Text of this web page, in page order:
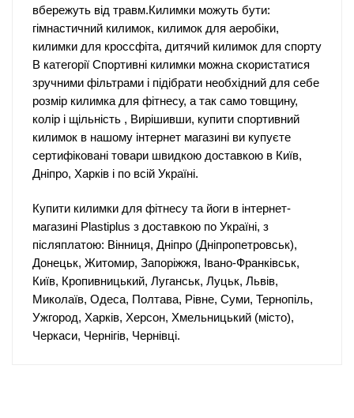
вбережуть від травм.Килимки можуть бути:
гімнастичний килимок, килимок для аеробіки,
килимки для кроссфіта, дитячий килимок для спорту
В категорії Спортивні килимки можна скористатися
зручними фільтрами і підібрати необхідний для себе
розмір килимка для фітнесу, а так само товщину,
колір і щільність , Вирішивши, купити спортивний
килимок в нашому інтернет магазині ви купуєте
сертифіковані товари швидкою доставкою в Київ,
Дніпро, Харків і по всій Україні.
Купити килимки для фітнесу та йоги в інтернет-
магазині Plastiplus з доставкою по Україні, з
післяплатою: Вінниця, Дніпро (Дніпропетровськ),
Донецьк, Житомир, Запоріжжя, Івано-Франківськ,
Київ, Кропивницький, Луганськ, Луцьк, Львів,
Миколаїв, Одеса, Полтава, Рівне, Суми, Тернопіль,
Ужгород, Харків, Херсон, Хмельницький (місто),
Черкаси, Чернігів, Чернівці.